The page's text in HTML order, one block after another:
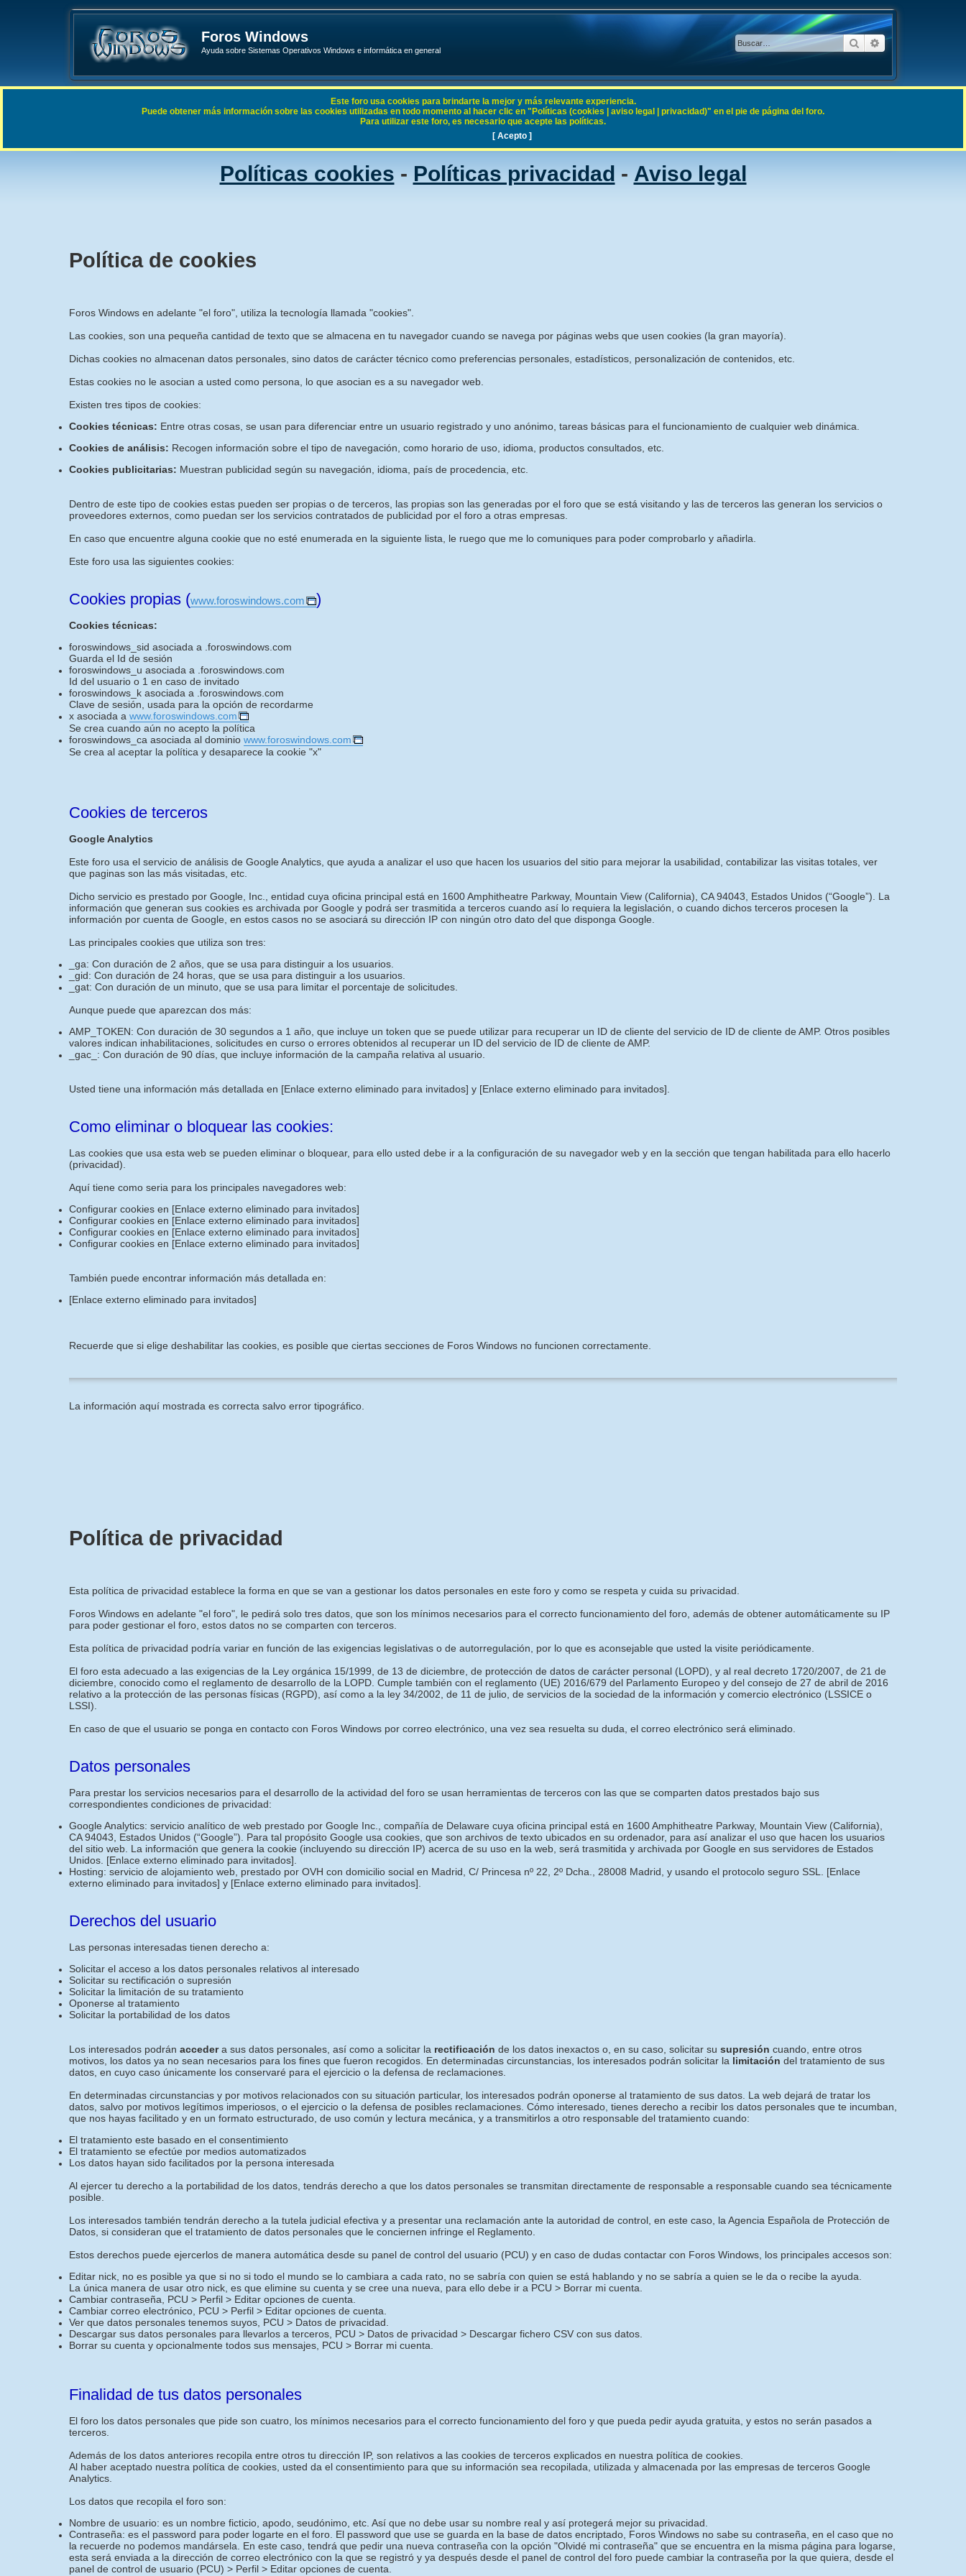
Foros Windows
Ayuda sobre Sistemas Operativos Windows e informática en general
BuscarBúsqueda
Enlaces rápidos FAQ
Políticas cookies - Políticas privacidad - Aviso legal
Política de cookies
Foros Windows en adelante "el foro", utiliza la tecnología llamada "cookies".
Las cookies, son una pequeña cantidad de texto que se almacena en tu navegador cuando se navega por páginas webs que usen cookies (la gran mayoría).
Dichas cookies no almacenan datos personales, sino datos de carácter técnico como preferencias personales, estadísticos, personalización de contenidos, etc.
Estas cookies no le asocian a usted como persona, lo que asocian es a su navegador web.
Existen tres tipos de cookies:
Cookies técnicas: Entre otras cosas, se usan para diferenciar entre un usuario registrado y uno anónimo, tareas básicas para el funcionamiento de cualquier web dinámica.
Cookies de análisis: Recogen información sobre el tipo de navegación, como horario de uso, idioma, productos consultados, etc.
Cookies publicitarias: Muestran publicidad según su navegación, idioma, país de procedencia, etc.
Dentro de este tipo de cookies estas pueden ser propias o de terceros, las propias son las generadas por el foro que se está visitando y las de terceros las generan los servicios o
proveedores externos, como puedan ser los servicios contratados de publicidad por el foro a otras empresas.
En caso que encuentre alguna cookie que no esté enumerada en la siguiente lista, le ruego que me lo comuniques para poder comprobarlo y añadirla.
Este foro usa las siguientes cookies:
Cookies propias (www.foroswindows.com )
Cookies técnicas:
foroswindows_sid asociada a .foroswindows.com
Guarda el Id de sesión
foroswindows_u asociada a .foroswindows.com
Id del usuario o 1 en caso de invitado
foroswindows_k asociada a .foroswindows.com
Clave de sesión, usada para la opción de recordarme
x asociada a www.foroswindows.com
Se crea cuando aún no acepto la política
foroswindows_ca asociada al dominio www.foroswindows.com
Se crea al aceptar la política y desaparece la cookie "x"
Cookies de terceros
Google Analytics
Este foro usa el servicio de análisis de Google Analytics, que ayuda a analizar el uso que hacen los usuarios del sitio para mejorar la usabilidad, contabilizar las visitas totales, ver
que paginas son las más visitadas, etc.
Dicho servicio es prestado por Google, Inc., entidad cuya oficina principal está en 1600 Amphitheatre Parkway, Mountain View (California), CA 94043, Estados Unidos (“Google”). La
información que generan sus cookies es archivada por Google y podrá ser trasmitida a terceros cuando así lo requiera la legislación, o cuando dichos terceros procesen la
información por cuenta de Google, en estos casos no se asociará su dirección IP con ningún otro dato del que disponga Google.
Las principales cookies que utiliza son tres:
_ga: Con duración de 2 años, que se usa para distinguir a los usuarios.
_gid: Con duración de 24 horas, que se usa para distinguir a los usuarios.
_gat: Con duración de un minuto, que se usa para limitar el porcentaje de solicitudes.
Aunque puede que aparezcan dos más:
AMP_TOKEN: Con duración de 30 segundos a 1 año, que incluye un token que se puede utilizar para recuperar un ID de cliente del servicio de ID de cliente de AMP. Otros posibles
valores indican inhabilitaciones, solicitudes en curso o errores obtenidos al recuperar un ID del servicio de ID de cliente de AMP.
_gac_: Con duración de 90 días, que incluye información de la campaña relativa al usuario.
Usted tiene una información más detallada en [Enlace externo eliminado para invitados] y [Enlace externo eliminado para invitados]
Como eliminar o bloquear las cookies:
Las cookies que usa esta web se pueden eliminar o bloquear, para ello usted debe ir a la configuración de su navegador web y en la sección que tengan habilitada para ello hacerlo
(privacidad).
Aquí tiene como seria para los principales navegadores web:
Configurar cookies en [Enlace externo eliminado para invitados]
Configurar cookies en [Enlace externo eliminado para invitados]
Configurar cookies en [Enlace externo eliminado para invitados]
Configurar cookies en [Enlace externo eliminado para invitados]
También puede encontrar información más detallada en:
[Enlace externo eliminado para invitados]
Recuerde que si elige deshabilitar las cookies, es posible que ciertas secciones de Foros Windows no funcionen correctamente.
La información aquí mostrada es correcta salvo error tipográfico.
Política de privacidad
Esta política de privacidad establece la forma en que se van a gestionar los datos personales en este foro y como se respeta y cuida su privacidad.
Foros Windows en adelante "el foro", le pedirá solo tres datos, que son los mínimos necesarios para el correcto funcionamiento del foro, además de obtener automáticamente su IP
para poder gestionar el foro, estos datos no se comparten con terceros.
Esta política de privacidad podría variar en función de las exigencias legislativas o de autorregulación, por lo que es aconsejable que usted la visite periódicamente.
El foro esta adecuado a las exigencias de la Ley orgánica 15/1999, de 13 de diciembre, de protección de datos de carácter personal (LOPD), y al real decreto 1720/2007, de 21 de
diciembre, conocido como el reglamento de desarrollo de la LOPD. Cumple también con el reglamento (UE) 2016/679 del Parlamento Europeo y del consejo de 27 de abril de 2016
relativo a la protección de las personas físicas (RGPD), así como a la ley 34/2002, de 11 de julio, de servicios de la sociedad de la información y comercio electrónico (LSSICE o
LSSI).
En caso de que el usuario se ponga en contacto con Foros Windows por correo electrónico, una vez sea resuelta su duda, el correo electrónico será eliminado.
Datos personales
Para prestar los servicios necesarios para el desarrollo de la actividad del foro se usan herramientas de terceros con las que se comparten datos prestados bajo sus
correspondientes condiciones de privacidad:
Google Analytics: servicio analítico de web prestado por Google Inc., compañía de Delaware cuya oficina principal está en 1600 Amphitheatre Parkway, Mountain View (California),
CA 94043, Estados Unidos (“Google”). Para tal propósito Google usa cookies, que son archivos de texto ubicados en su ordenador, para así analizar el uso que hacen los usuarios
del sitio web. La información que genera la cookie (incluyendo su dirección IP) acerca de su uso en la web, será trasmitida y archivada por Google en sus servidores de Estados
Unidos. [Enlace externo eliminado para invitados]
Hosting: servicio de alojamiento web, prestado por OVH con domicilio social en Madrid, C/ Princesa nº 22, 2º Dcha., 28008 Madrid, y usando el protocolo seguro SSL. [Enlace
externo eliminado para invitados] y [Enlace externo eliminado para invitados]
Derechos del usuario
Las personas interesadas tienen derecho a:
Solicitar el acceso a los datos personales relativos al interesado
Solicitar su rectificación o supresión
Solicitar la limitación de su tratamiento
Oponerse al tratamiento
Solicitar la portabilidad de los datos
Los interesados podrán accedera sus datos personales, así como a solicitar la rectificación de los datos inexactos o, en su caso, solicitar su supresión cuando, entre otros
motivos, los datos ya no sean necesarios para los fines que fueron recogidos. En determinadas circunstancias, los interesados podrán solicitar la limitación del tratamiento de sus
datos, en cuyo caso únicamente los conservaré para el ejercicio o la defensa de reclamaciones.
En determinadas circunstancias y por motivos relacionados con su situación particular, los interesados podrán oponerse al tratamiento de sus datos. La web dejará de tratar los
datos, salvo por motivos legítimos imperiosos, o el ejercicio o la defensa de posibles reclamaciones. Cómo interesado, tienes derecho a recibir los datos personales que te incumban,
que nos hayas facilitado y en un formato estructurado, de uso común y lectura mecánica, y a transmitirlos a otro responsable del tratamiento cuando:
El tratamiento este basado en el consentimiento
El tratamiento se efectúe por medios automatizados
Los datos hayan sido facilitados por la persona interesada
Al ejercer tu derecho a la portabilidad de los datos, tendrás derecho a que los datos personales se transmitan directamente de responsable a responsable cuando sea técnicamente
posible.
Los interesados también tendrán derecho a la tutela judicial efectiva y a presentar una reclamación ante la autoridad de control, en este caso, la Agencia Española de Protección de
Datos, si consideran que el tratamiento de datos personales que le conciernen infringe el Reglamento.
Estos derechos puede ejercerlos de manera automática desde su panel de control del usuario (PCU) y en caso de dudas contactar con Foros Windows, los principales accesos son:
Editar nick, no es posible ya que si no si todo el mundo se lo cambiara a cada rato, no se sabría con quien se está hablando y no se sabría a quien se le da o recibe la ayuda.
La única manera de usar otro nick, es que elimine su cuenta y se cree una nueva, para ello debe ir a PCU > Borrar mi cuenta.
Cambiar contraseña, PCU > Perfil > Editar opciones de cuenta.
Cambiar correo electrónico, PCU > Perfil > Editar opciones de cuenta.
Ver que datos personales tenemos suyos, PCU > Datos de privacidad.
Descargar sus datos personales para llevarlos a terceros, PCU > Datos de privacidad > Descargar fichero CSV con sus datos.
Borrar su cuenta y opcionalmente todos sus mensajes, PCU > Borrar mi cuenta.
Finalidad de tus datos personales
El foro los datos personales que pide son cuatro, los mínimos necesarios para el correcto funcionamiento del foro y que pueda pedir ayuda gratuita, y estos no serán pasados a
terceros.
Además de los datos anteriores recopila entre otros tu dirección IP, son relativos a las cookies de terceros explicados en nuestra política de cookies.
Al haber aceptado nuestra política de cookies, usted da el consentimiento para que su información sea recopilada, utilizada y almacenada por las empresas de terceros Google
Analytics.
Los datos que recopila el foro son:
Nombre de usuario: es un nombre ficticio, apodo, seudónimo, etc. Así que no debe usar su nombre real y así protegerá mejor su privacidad.
Contraseña: es el password para poder logarte en el foro. El password que use se guarda en la base de datos encriptado, Foros Windows no sabe su contraseña, en el caso que no
la recuerde no podemos mandársela. En este caso, tendrá que pedir una nueva contraseña con la opción "Olvidé mi contraseña" que se encuentra en la misma página para logarse,
esta será enviada a la dirección de correo electrónico con la que se registró y ya después desde el panel de control del foro puede cambiar la contraseña por la que quiera, desde el
panel de control de usuario (PCU) > Perfil > Editar opciones de cuenta.
Este foro usa cookies para brindarte la mejor y más relevante experiencia.
Puede obtener más información sobre las cookies utilizadas en todo momento al hacer clic en "Políticas (cookies | aviso legal | privacidad)" en el pie de página del foro.
Para utilizar este foro, es necesario que acepte las políticas.
[ Acepto ]